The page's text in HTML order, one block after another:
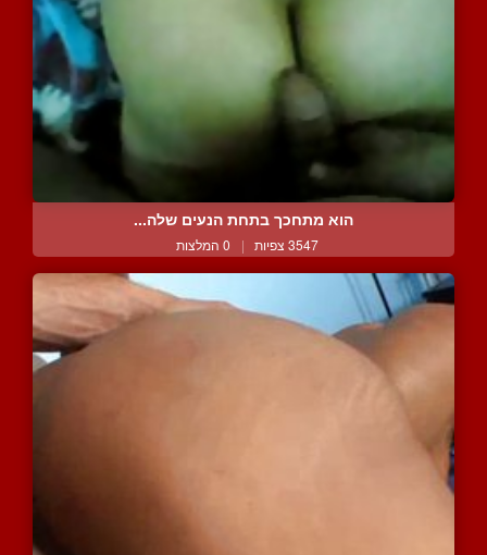
הוא מתחכך בתחת הנעים שלה...
3547 צפיות | 0 המלצות